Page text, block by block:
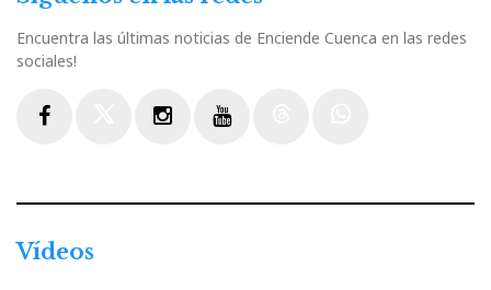
Encuentra las últimas noticias de Enciende Cuenca en las redes
sociales!
Vídeos